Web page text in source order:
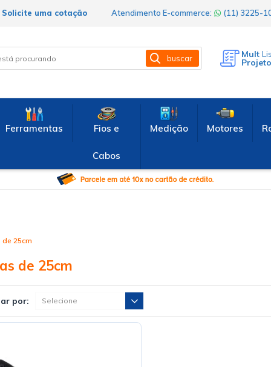
Atendimento E-commerce: (11) 3225-
Solicite uma cotação
buscar Mult
Ferramentas Fios e
Cabos
Medição Motores
de 25cm
de 25cm
por: